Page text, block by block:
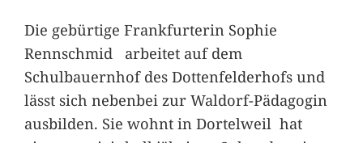
Die gebürtige Frankfurterin Sophie
Rennschmid arbeitet auf dem
Schulbauernhof des Dottenfelderhofs und
lässt sich nebenbei zur Waldorf-Pädagogin
ausbilden. Sie wohnt in Dortelweil hat